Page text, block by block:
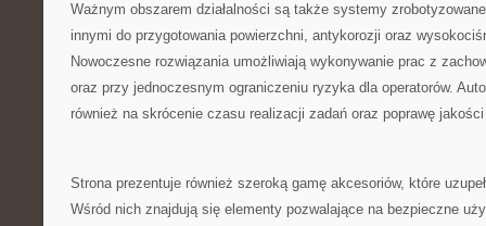
Ważnym obszarem działalności są także systemy
innymi do przygotowania powierzchni, antykorozji oraz
Nowoczesne rozwiązania umożliwiają wykonywanie prac z
oraz przy jednoczesnym ograniczeniu ryzyka dla operatorów.
również na skrócenie czasu realizacji zadań oraz poprawę
Strona prezentuje również szeroką gamę akcesoriów, które
Wśród nich znajdują się elementy pozwalające na bezpieczne